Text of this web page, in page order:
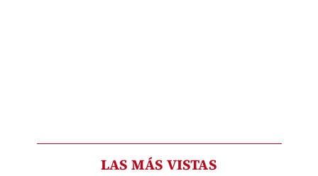
LAS MÁS VISTAS